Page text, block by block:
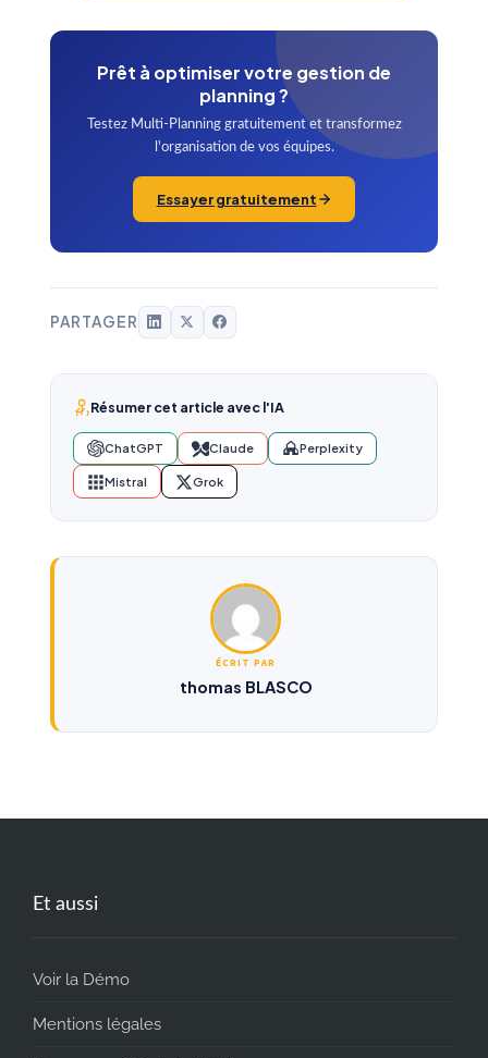
Prêt à optimiser votre gestion de
planning ?
Testez Multi-Planning gratuitement et transformez
l'organisation de vos équipes.
Essayer gratuitement
PARTAGER
Résumer cet article avec l'IA
ChatGPT Claude Perplexity
Mistral Grok
ÉCRIT PAR
thomas BLASCO
Et aussi
Voir la Démo
Mentions légales